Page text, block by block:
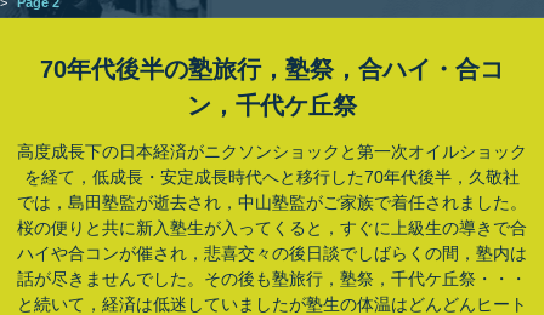
70年代後半の塾旅行，塾祭，合ハイ・合コ
ン，千代ケ丘祭
高度成長下の日本経済がニクソンショックと第一次オイルショック
を経て，低成長・安定成長時代へと移行した70年代後半，久敬社
では，島田塾監が逝去され，中山塾監がご家族で着任されました。
桜の便りと共に新入塾生が入ってくると，すぐに上級生の導きで合
ハイや合コンが催され，悲喜交々の後日談でしばらくの間，塾内は
話が尽きませんでした。その後も塾旅行，塾祭，千代ケ丘祭・・・
と続いて，経済は低迷していましたが塾生の体温はどんどんヒート